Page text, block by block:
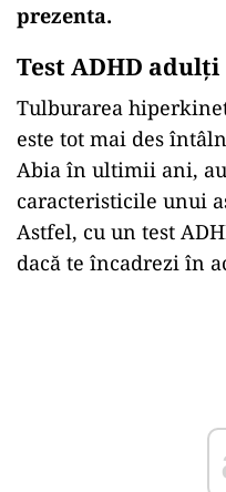
prezenta.
Test ADHD adulți
Tulburarea
este tot mai des
Abia în ultimii ani,
caracteristicile unui
Astfel, cu un test
dacă te încadrezi în